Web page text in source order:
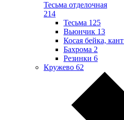
Тесьма отделочная
214
Тесьма 125
Вьюнчик 13
Косая бейка, кант
Бахрома 2
Резинки 6
Кружево 62